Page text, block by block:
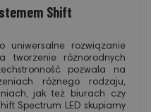
Shift
uniwersalne rozwiązanie
tworzenie różnorodnych
pozwala na
różnego rodzaju,
jak też biurach czy
Spectrum LED skupiamy